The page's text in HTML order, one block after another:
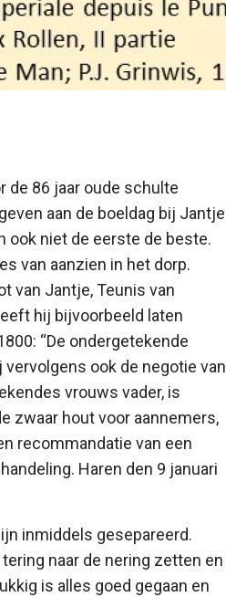
de 86 jaar oude schulte
aan de boeldag bij Jantje
ook niet de eerste de beste.
van aanzien in het dorp.
van Jantje, Teunis van
hij bijvoorbeeld laten
“De ondergetekende
ook de negotie van
vrouws vader, is
zwaar hout voor aannemers,
recommandatie van een
Haren den 9 januari
inmiddels gesepareerd.
naar de nering zetten en
is alles goed gegaan en